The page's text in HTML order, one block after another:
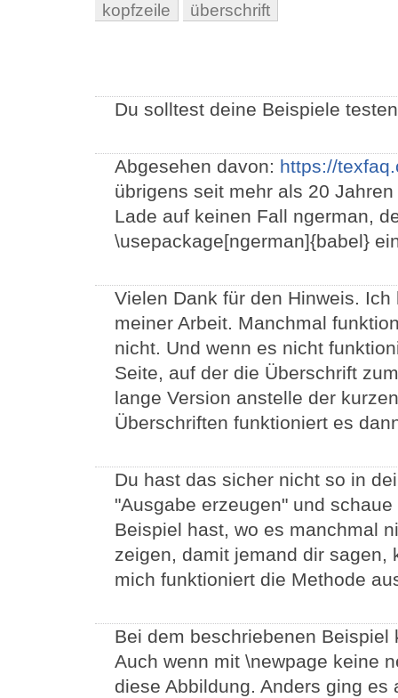
kopfzeile überschrift
Du solltest deine Beispiele
Abgesehen davon: https://
übrigens seit mehr als 20
Lade auf keinen Fall ngerman,
\usepackage[ngerman]{babel}
Vielen Dank für den Hinweis.
meiner Arbeit. Manchmal
nicht. Und wenn es nicht
Seite, auf der die Überschrift
lange Version anstelle der
Überschriften funktioniert es
Du hast das sicher nicht so in
"Ausgabe erzeugen" und
Beispiel hast, wo es manchmal
zeigen, damit jemand dir sagen,
mich funktioniert die Methode
Bei dem beschriebenen
Auch wenn mit \newpage keine
diese Abbildung. Anders ging